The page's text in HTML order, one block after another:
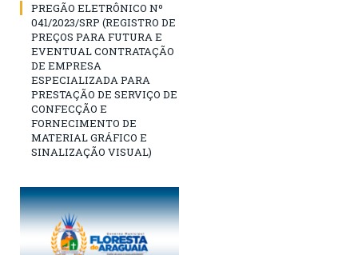
PREGÃO ELETRÔNICO Nº
041/2023/SRP (REGISTRO DE
PREÇOS PARA FUTURA E
EVENTUAL CONTRATAÇÃO
DE EMPRESA
ESPECIALIZADA PARA
PRESTAÇÃO DE SERVIÇO DE
CONFECÇÃO E
FORNECIMENTO DE
MATERIAL GRÁFICO E
SINALIZAÇÃO VISUAL)